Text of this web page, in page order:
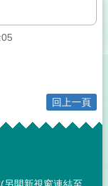
回上一頁
(另開新視窗連結至